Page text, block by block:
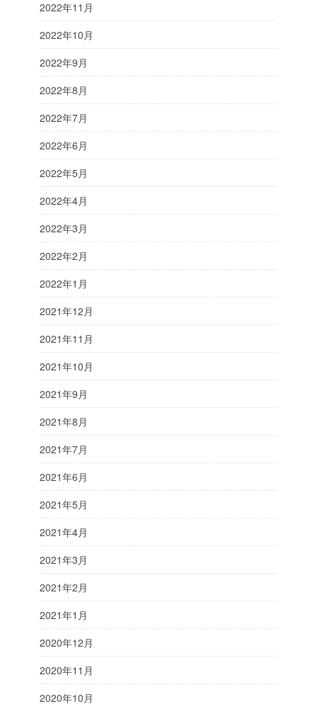
2022年11月
2022年10月
2022年9月
2022年8月
2022年7月
2022年6月
2022年5月
2022年4月
2022年3月
2022年2月
2022年1月
2021年12月
2021年11月
2021年10月
2021年9月
2021年8月
2021年7月
2021年6月
2021年5月
2021年4月
2021年3月
2021年2月
2021年1月
2020年12月
2020年11月
2020年10月